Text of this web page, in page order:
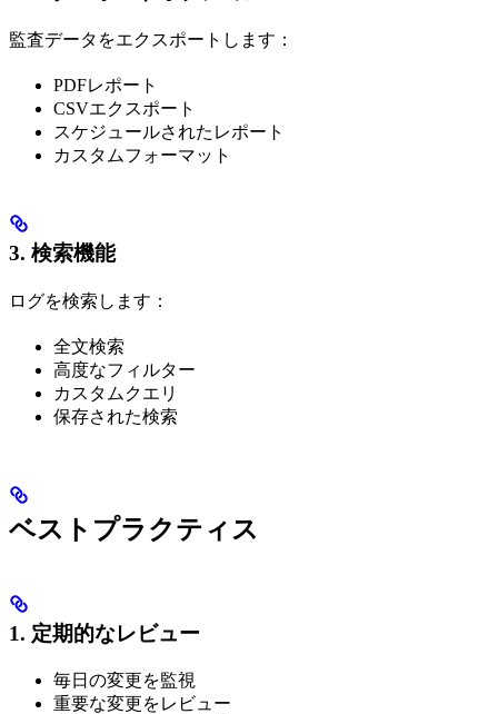
監査データをエクスポートします：
PDFレポート
CSVエクスポート
スケジュールされたレポート
カスタムフォーマット
3. 検索機能
ログを検索します：
全文検索
高度なフィルター
カスタムクエリ
保存された検索
ベストプラクティス
1. 定期的なレビュー
毎日の変更を監視
重要な変更をレビュー